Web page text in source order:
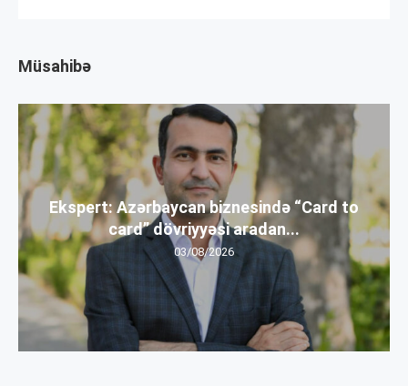
Müsahibə
Ekspert: Azərbaycan biznesində “Card to
card” dövriyyəsi aradan...
03/08/2026